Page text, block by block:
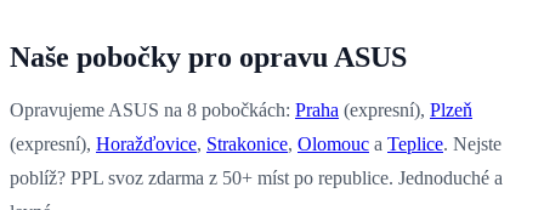
Naše pobočky pro opravu ASUS
Opravujeme ASUS na 8 pobočkách: Praha (expresní), Plzeň
(expresní), Horažďovice, Strakonice, Olomouc a Teplice. Nejste
poblíž? PPL svoz zdarma z 50+ míst po republice. Jednoduché a